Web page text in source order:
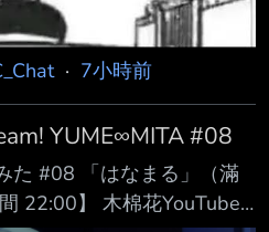
· 7小時前
YUME∞MITA #08
た #08 「はなまる」（滿
22:00】 木棉花YouTube